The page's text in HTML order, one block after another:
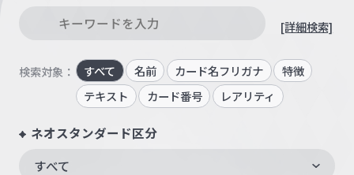
[詳細検索]
検索対象： すべて 名前 カード名フリガナ
特徴
テキスト
カード番号 レアリティ
ネオスタンダード区分
すべて